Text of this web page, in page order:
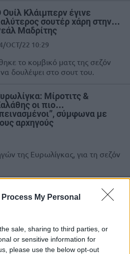
Process My Personal
sale, sharing to third parties, or
or sensitive information for
please use the below opt-out
Ουίλ Κλάιμπερν έγινε
σουτέρ χάρη στην…
Μαδρίτης
OCT/22 10:29
το κομβικό ματς της σεζόν
δουλέψει στο σουτ του.
Μίροτιτς &
οι πιο…
σύμφωνα με
αρχηγούς
της Ευρωλίγκας, για τη σεζόν
(20-1)
της Ευρωλίγκα από το
και φέτος θα παρουσιαστεί με